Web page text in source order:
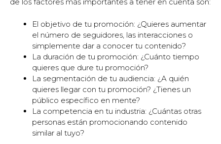
El objetivo de tu promoción: ¿Quieres aumentar
el número de seguidores, las interacciones o
simplemente dar a conocer tu contenido?
La duración de tu promoción: ¿Cuánto tiempo
quieres que dure tu promoción?
La segmentación de tu audiencia: ¿A quién
quieres llegar con tu promoción? ¿Tienes un
público específico en mente?
La competencia en tu industria: ¿Cuántas otras
personas están promocionando contenido
similar al tuyo?